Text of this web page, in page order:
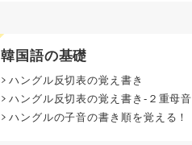
韓国語の基礎
ハングル反切表の覚え書き
ハングル反切表の覚え書き-２重母音
ハングルの子音の書き順を覚える！